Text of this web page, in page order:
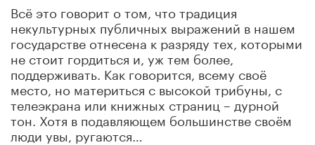
Всё это говорит о том, что традиция
некультурных публичных выражений в нашем
государстве отнесена к разряду тех, которыми
не стоит гордиться и, уж тем более,
поддерживать. Как говорится, всему своё
место, но материться с высокой трибуны, с
телеэкрана или книжных страниц – дурной
тон. Хотя в подавляющем большинстве своём
люди увы, ругаются…